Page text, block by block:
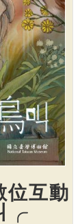
位互動
╭